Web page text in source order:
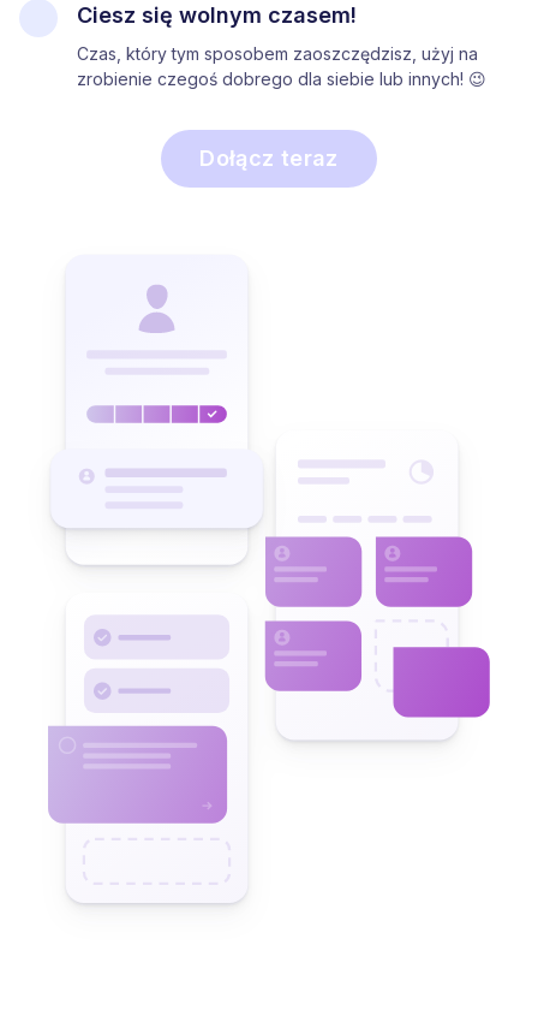
Ciesz się wolnym czasem!
Czas, który tym sposobem zaoszczędzisz, użyj na
zrobienie czegoś dobrego dla siebie lub innych! 😉
Dołącz teraz